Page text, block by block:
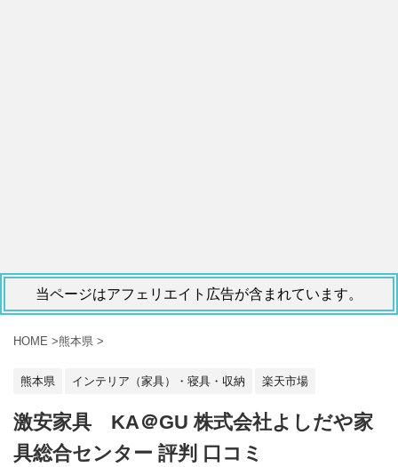
当ページはアフェリエイト広告が含まれています。
HOME >熊本県 >
熊本県 インテリア（家具）・寝具・収納 楽天市場
激安家具 KA＠GU 株式会社よしだや家
具総合センター 評判 口コミ